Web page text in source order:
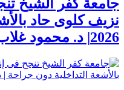
جامعة كفر الشيخ
نزيف كلوى حاد
2026| د. محمود غلاب